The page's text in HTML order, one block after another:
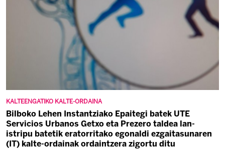
KALTEENGATIKO KALTE-ORDAINA
Bilboko Lehen Instantziako Epaitegi batek UTE
Servicios Urbanos Getxo eta Prezero taldea lan-
istripu batetik eratorritako egonaldi ezgaitasunaren
(IT) kalte-ordainak ordaintzera zigortu ditu